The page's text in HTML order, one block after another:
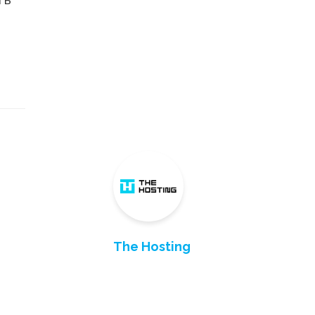
The Hosting